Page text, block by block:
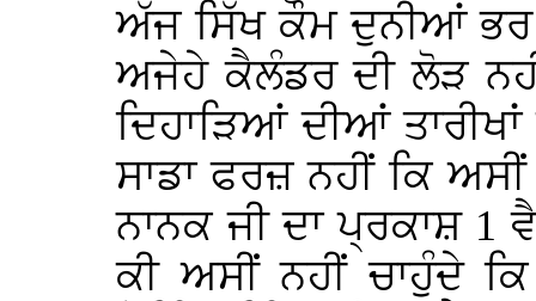
ਅੱਜ ਸਿੱਖ ਕੌਮ ਦੁਨੀਆਂ ਭਰ
ਅਜੇਹੇ ਕੈਲੰਡਰ ਦੀ ਲੋੜ
ਦਿਹਾੜਿਆਂ ਦੀਆਂ
ਸਾਡਾ ਫਰਜ਼ ਨਹੀਂ ਕਿ
ਨਾਨਕ ਜੀ ਦਾ ਪ੍ਰਕਾਸ਼
ਕੀ ਅਸੀਂ ਨਹੀਂ ਚਾਹੁੰਦੇ